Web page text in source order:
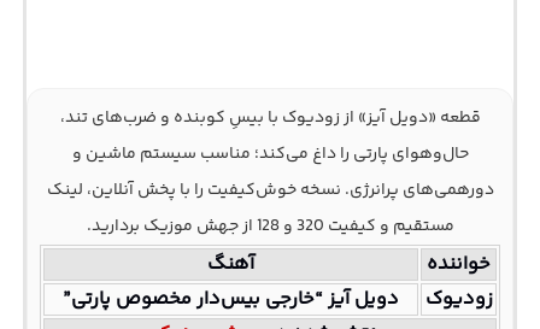
قطعه «دویل آیز» از زودیوک با بیسِ کوبنده و ضرب‌های تند،
حال‌وهوای پارتی را داغ می‌کند؛ مناسب سیستم ماشین و
دورهمی‌های پرانرژی. نسخه خوش‌کیفیت را با پخش آنلاین، لینک
مستقیم و کیفیت 320 و 128 از جهش موزیک بردارید.
خواننده
آهنگ
زودیوک
دویل آیز “خارجی بیس‌دار مخصوص پارتی”